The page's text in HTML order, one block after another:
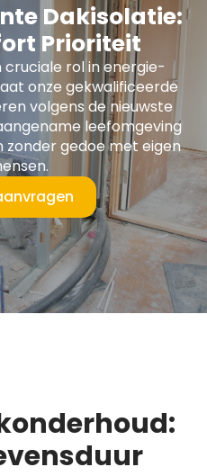
Dakisolatie:
Prioriteit
rol in energie-
onze gekwalificeerde
volgens de nieuwste
leefomgeving
gedoe met eigen